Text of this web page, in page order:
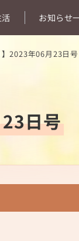
お知らせ
】2023年06月23日号
日号